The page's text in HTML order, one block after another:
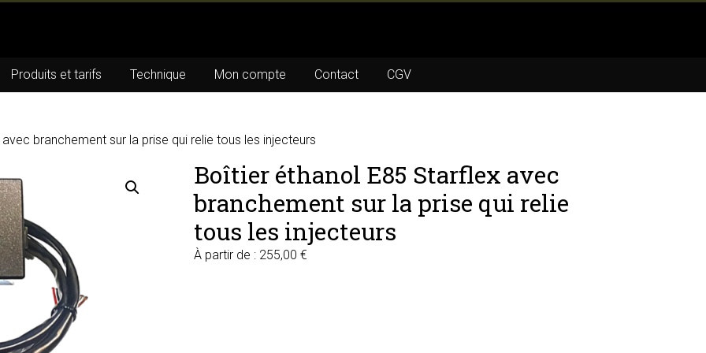
Produits et tarifs Technique Mon compte Contact CGV
branchement sur la prise qui relie tous les injecteurs
Boîtier éthanol E85 Starflex avec
branchement sur la prise qui relie
tous les injecteurs
À partir de : 255,00 €